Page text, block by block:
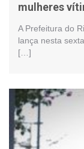
mulheres
A Prefeitura do
lança nesta
[…]